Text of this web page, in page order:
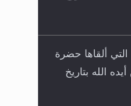
ألقاها حضرة
الله بتاريخ